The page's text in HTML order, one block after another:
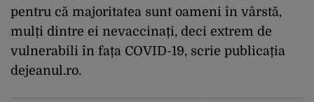
pentru că majoritatea sunt oameni în vârstă,
mulți dintre ei nevaccinați, deci extrem de
vulnerabili în fața COVID-19, scrie publicația
dejeanul.ro.